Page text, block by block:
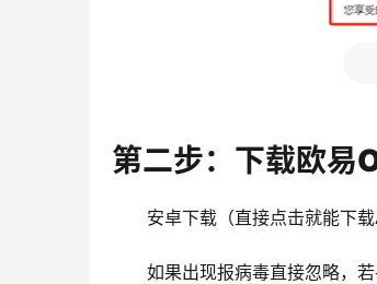
第二步：下载欧易
安卓下载（直接点击就能下载
如果出现报病毒直接忽略，